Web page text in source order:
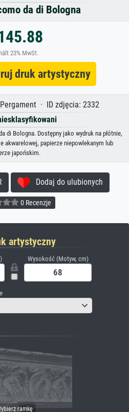
da di Bologna
23% MwSt.
druk artystyczny
· ID zdjęcia: 2332
di Bologna. Dostępny jako wydruk na płótnie,
akwarelowej, papierze niepowlekanym lub
japońskim.
Dodaj do ulubionych
0 Recenzje
artystyczny
Wysokość (Motyw, cm)